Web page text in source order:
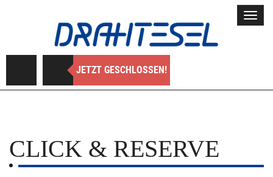
JETZT GESCHLOSSEN!
CLICK & RESERVE